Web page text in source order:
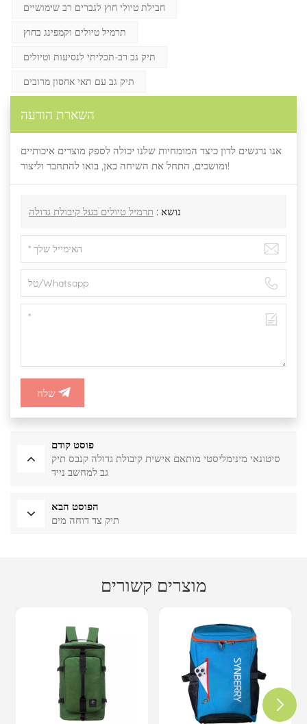
חבילת טיולי חוץ לגברים רב שימושיים
תרמיל טיולים וקמפינג בחוץ
תיק גב רב-תכליתי לנסיעות וטיולים
תיק גב עם תאי אחסון מרובים
השארת הודעה
אנו נרגשים לדון כיצד המומחיות שלנו יכולה לספק מוצרים איכותיים
ומושכים, התחל את השיחה כאן, בואו להתחבר וליצור!
נושא : תרמיל טיולים בעל קיבולת גדולה
שלח
פוסט קודם
סיטונאי מינימליסטי מותאם אישית קיבולת גדולה קנבס תיק
גב למחשב נייד
הפוסט הבא
תיק צד דוחה מים
מוצרים קשורים